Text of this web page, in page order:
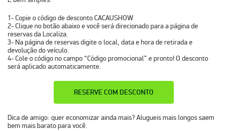
1-Copie o código de descontoCACAUSHOW
2-Clique no botão abaixo e você será direcionado para a página de
reservas da Localiza.
3-Na página de reservas digite o local, data e hora de retirada e
devolução do veículo.
4-Cole o código no campo “Código promocional” e pronto! O desconto
será aplicado automaticamente.
RESERVE COM DESCONTO
Dica de amigo: quer economizar ainda mais? Alugueis mais longos saem
bem mais barato para você.